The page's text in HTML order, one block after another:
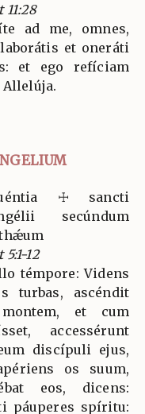
11:28
ad me, omnes,
et oneráti
et ego refíciam
Allelúja.
☩ sancti
secúndum
12
témpore: Videns
turbas, ascéndit
et cum
accessérunt
discípuli ejus,
os suum,
eos, dicens:
páuperes spíritu: